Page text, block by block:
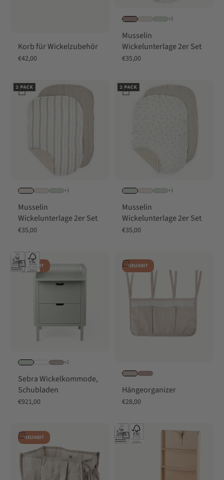
Korb für Wickelzubehör
Angebot
€42,00
+3
Musselin
Wickelunterlage 2er Set
Angebot
€35,00
In den Warenkorb
+3
Musselin
Wickelunterlage 2er Set
Angebot
€35,00
In den Warenkorb
+3
Musselin
Wickelunterlage 2er Set
Angebot
€35,00
NEUHEIT
In den Warenkorb
+2
Sebra Wickelkommode,
Schubladen
Angebot
€921,00
NEUHEIT
In den Warenkorb
Hängeorganizer
Angebot
€28,00
NEUHEIT
In den Warenkorb In den Warenkorb